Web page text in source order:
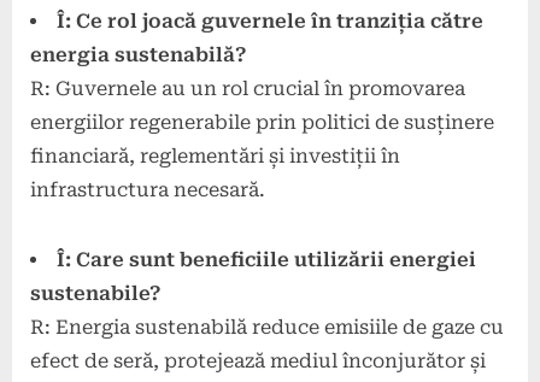
Î: Ce rol joacă guvernele în tranziția către
energia sustenabilă?
R: Guvernele au un rol crucial în promovarea
energiilor regenerabile prin politici de susținere
financiară, reglementări și investiții în
infrastructura necesară.
Î: Care sunt beneficiile utilizării energiei
sustenabile?
R: Energia sustenabilă reduce emisiile de gaze cu
efect de seră, protejează mediul înconjurător și